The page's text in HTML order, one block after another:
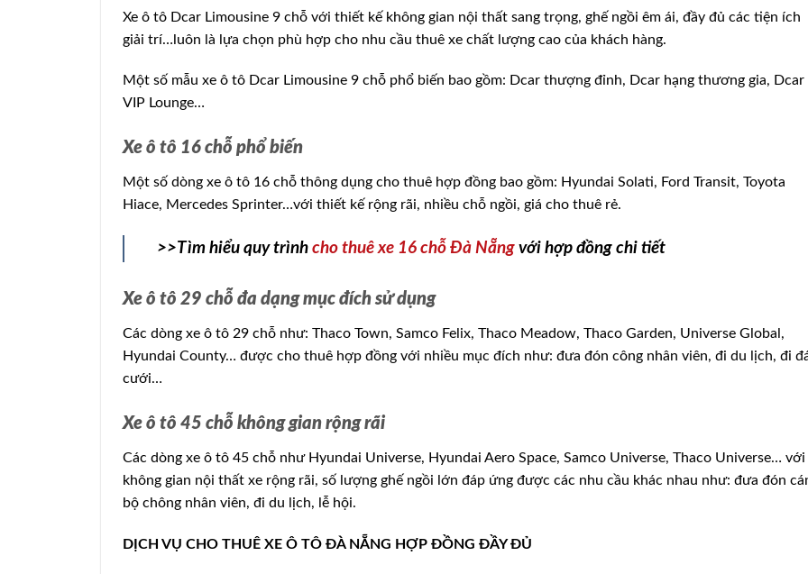
Xe ô tô Dcar Limousine 9 chỗ với thiết kế không gian nội thất sang trọng, ghế ngồi êm ái, đầy đủ các tiện ích
giải trí…luôn là lựa chọn phù hợp cho nhu cầu thuê xe chất lượng cao của khách hàng.
Một số mẫu xe ô tô Dcar Limousine 9 chỗ phổ biến bao gồm: Dcar thượng đỉnh, Dcar hạng thương gia, Dcar
VIP Lounge…
Xe ô tô 16 chỗ phổ biến
Một số dòng xe ô tô 16 chỗ thông dụng cho thuê hợp đồng bao gồm: Hyundai Solati, Ford Transit, Toyota
Hiace, Mercedes Sprinter…với thiết kế rộng rãi, nhiều chỗ ngồi, giá cho thuê rẻ.
>>Tìm hiểu quy trình cho thuê xe 16 chỗ Đà Nẵng với hợp đồng chi tiết
Xe ô tô 29 chỗ đa dạng mục đích sử dụng
Các dòng xe ô tô 29 chỗ như: Thaco Town, Samco Felix, Thaco Meadow, Thaco Garden, Universe Global,
Hyundai County… được cho thuê hợp đồng với nhiều mục đích như: đưa đón công nhân viên, đi du lịch, đi
cưới…
Xe ô tô 45 chỗ không gian rộng rãi
Các dòng xe ô tô 45 chỗ như Hyundai Universe, Hyundai Aero Space, Samco Universe, Thaco Universe… với
không gian nội thất xe rộng rãi, số lượng ghế ngồi lớn đáp ứng được các nhu cầu khác nhau như: đưa đón
bộ chông nhân viên, đi du lịch, lễ hội.
DỊCH VỤ CHO THUÊ XE Ô TÔ ĐÀ NẴNG HỢP ĐỒNG ĐẦY ĐỦ